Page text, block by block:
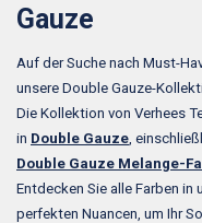
Gauze
Auf der Suche nach Must-
unsere Double Gauze-
Die Kollektion von Verhees
in Double Gauze ,
Double Gauze Melange-
Entdecken Sie alle Farben in
perfekten Nuancen, um Ihr